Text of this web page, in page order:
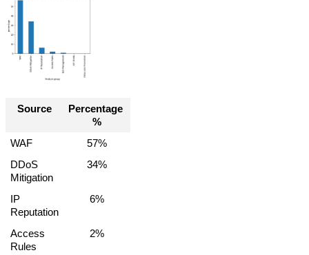
Source
Percentage
%
WAF
57%
DDoS
Mitigation
34%
IP
Reputation
6%
Access
Rules
2%